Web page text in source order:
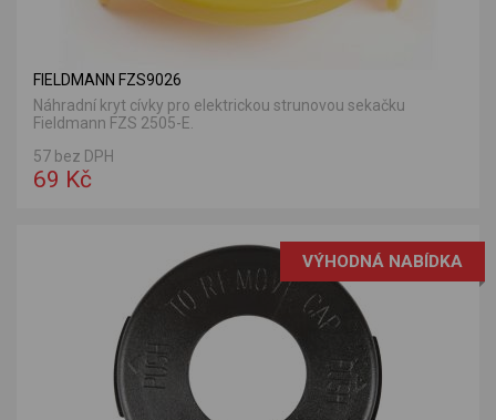
FIELDMANN FZS9026
Náhradní kryt cívky pro elektrickou strunovou sekačku
Fieldmann FZS 2505-E.
57 bez DPH
69 Kč
VÝHODNÁ NABÍDKA